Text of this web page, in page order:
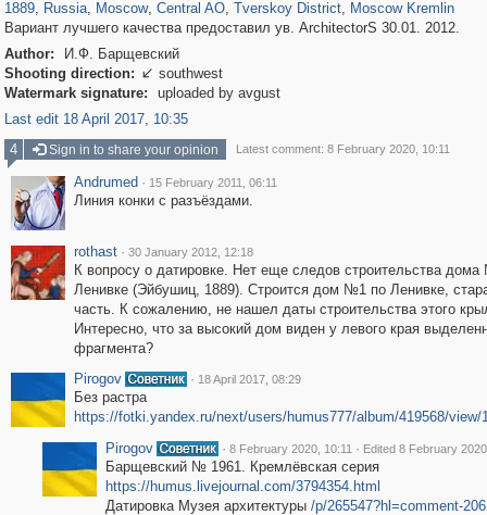
1889, Russia, Moscow, Central AO, Tverskoy District, Moscow Kremlin
Вариант лучшего качества предоставил ув. ArchitectorS 30.01. 2012.
Author:
И.Ф. Барщевский
Shooting direction:  southwest
Watermark signature:
uploaded by avgust
Last edit 18 April 2017, 10:35
4
Sign in to share your opinion Latest comment: 8 February 2020, 10:11
Andrumed · 15 February 2011, 06:11
Линия конки с разъёздами.
rothast · 30 January 2012, 12:18
К вопросу о датировке. Нет еще следов строительства
Ленивке (Эйбушиц, 1889). Строится дом №1 по Ленивке,
часть. К сожалению, не нашел даты строительства этого
Интересно, что за высокий дом виден у левого края
фрагмента?
Pirogov
· 18 April 2017, 08:29
Без растра
https://fotki.yandex.ru/next/users/humus777/album/419568/view/
Pirogov
· 8 February 2020, 10:11 · Edited 8 February
Барщевский № 1961. Кремлёвская серия
https://humus.livejournal.com/3794354.html
Датировка Музея архитектуры /p/265547?hl=comment-